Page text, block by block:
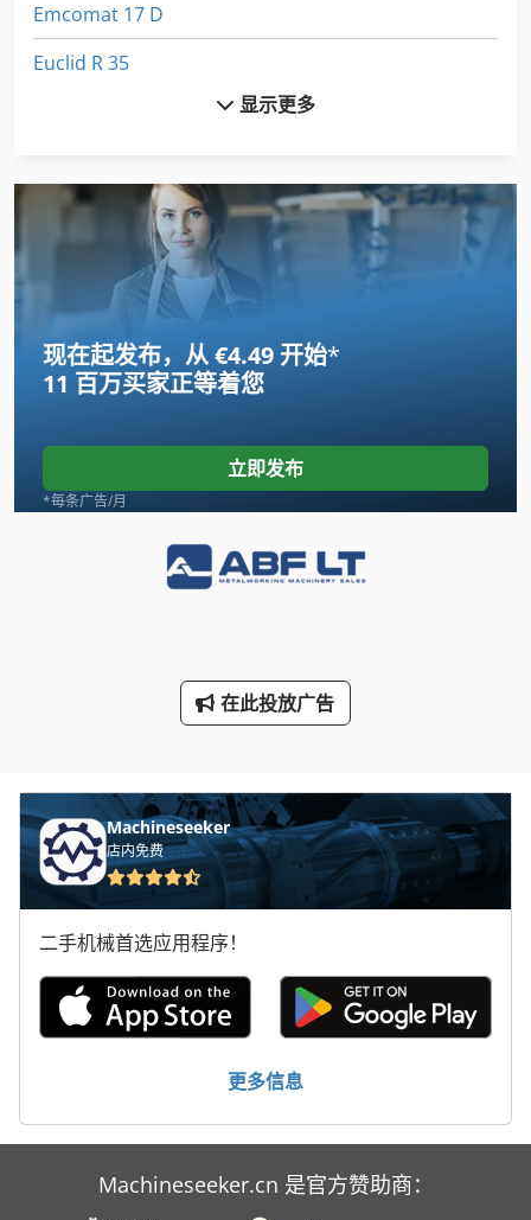
Emcomat 17 D
Euclid R 35
Fz 0
Gildemeister Ct 20
Index B 60
International 434
Jungheinrich E
Linde
Newton 20
手动 绞车
手枪
断头台
林 德 叉车
标签打印机
轮式挖掘机
显示更多
现在起发布，从 €4.49 开始*
11 百万买家正等着您
立即发布
*每条广告/月
在此投放广告
Machineseeker
店内免费
二手机械首选应用程序！
更多信息
Machineseeker.cn 是官方赞助商：